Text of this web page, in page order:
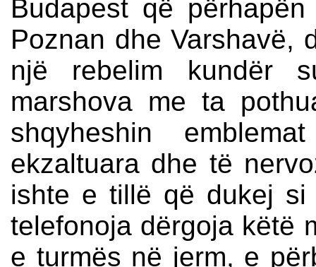
Budapest që
Poznan dhe Varshavë,
një rebelim kundër
marshova me ta
shqyheshin
ekzaltuara dhe të
ishte e tillë që dukej si
telefonoja dërgoja këtë
e turmës në jerm, e